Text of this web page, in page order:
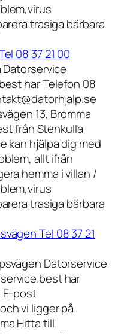
trasiga bärbara
08 37 21 00
har Telefon 08
13, Bromma
från Stenkulla
kan hjälpa dig med
allt ifrån
hemma i villan /
trasiga bärbara
Tel 08 37 21
Datorservice
har
E-post
vi ligger på
Hitta till